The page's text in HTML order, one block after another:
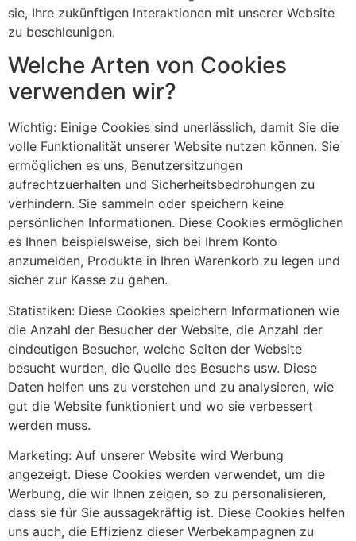
sie, Ihre zukünftigen Interaktionen mit unserer Website
zu beschleunigen.
Welche Arten von Cookies
verwenden wir?
Wichtig: Einige Cookies sind unerlässlich, damit Sie die
volle Funktionalität unserer Website nutzen können. Sie
ermöglichen es uns, Benutzersitzungen
aufrechtzuerhalten und Sicherheitsbedrohungen zu
verhindern. Sie sammeln oder speichern keine
persönlichen Informationen. Diese Cookies ermöglichen
es Ihnen beispielsweise, sich bei Ihrem Konto
anzumelden, Produkte in Ihren Warenkorb zu legen und
sicher zur Kasse zu gehen.
Statistiken: Diese Cookies speichern Informationen wie
die Anzahl der Besucher der Website, die Anzahl der
eindeutigen Besucher, welche Seiten der Website
besucht wurden, die Quelle des Besuchs usw. Diese
Daten helfen uns zu verstehen und zu analysieren, wie
gut die Website funktioniert und wo sie verbessert
werden muss.
Marketing: Auf unserer Website wird Werbung
angezeigt. Diese Cookies werden verwendet, um die
Werbung, die wir Ihnen zeigen, so zu personalisieren,
dass sie für Sie aussagekräftig ist. Diese Cookies helfen
uns auch, die Effizienz dieser Werbekampagnen zu